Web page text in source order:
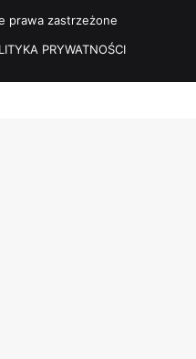
prawa zastrzeżone
PRYWATNOŚCI